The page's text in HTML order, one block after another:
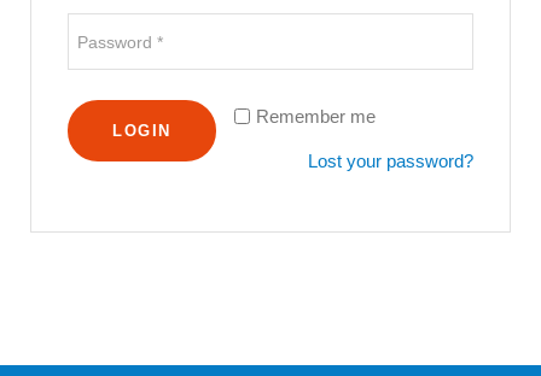
Remember me
Lost your password?